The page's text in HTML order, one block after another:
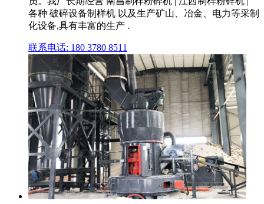
各种 破碎设备制样机 以及生产矿山、冶金、电力等采制
化设备,具有丰富的生产 .
联系电话: 180 3780 8511